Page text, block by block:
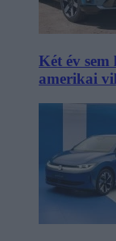
Két év
amerikai